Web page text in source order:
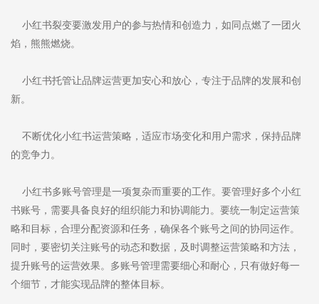
小红书裂变要激发用户的参与热情和创造力，如同点燃了一团火
焰，熊熊燃烧。
小红书托管让品牌运营更加安心和放心，专注于品牌的发展和创
新。
不断优化小红书运营策略，适应市场变化和用户需求，保持品牌
的竞争力。
小红书多账号管理是一项复杂而重要的工作。要管理好多个小红
书账号，需要具备良好的组织能力和协调能力。要统一制定运营策
略和目标，合理分配资源和任务，确保各个账号之间的协同运作。
同时，要密切关注账号的动态和数据，及时调整运营策略和方法，
提升账号的运营效果。多账号管理需要细心和耐心，只有做好每一
个细节，才能实现品牌的整体目标。